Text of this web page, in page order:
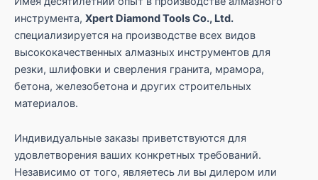
P
инструмента, Xpert Diamond Tools Co., Ltd.
специализируется на производстве всех видов
высококачественных алмазных инструментов для
резки, шлифовки и сверления гранита, мрамора,
бетона, железобетона и других строительных
материалов.
Индивидуальные заказы приветствуются для
удовлетворения ваших конкретных требований.
Независимо от того, являетесь ли вы дилером или